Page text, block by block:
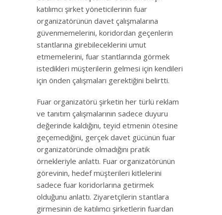
katılımcı şirket yöneticilerinin fuar
organizatörünün davet çalışmalarına
güvenmemelerini, koridordan geçenlerin
stantlarına girebileceklerini umut
etmemelerini, fuar stantlarında görmek
istedikleri müşterilerin gelmesi için kendileri
için önden çalışmaları gerektiğini belirtti.
Fuar organizatörü şirketin her türlü reklam
ve tanıtım çalışmalarının sadece duyuru
değerinde kaldığını, teyid etmenin ötesine
geçemediğini, gerçek davet gücünün fuar
organizatöründe olmadığını pratik
örnekleriyle anlattı. Fuar organizatörünün
görevinin, hedef müşterileri kitlelerini
sadece fuar koridorlarına getirmek
olduğunu anlattı. Ziyaretçilerin stantlara
girmesinin de katılımcı şirketlerin fuardan